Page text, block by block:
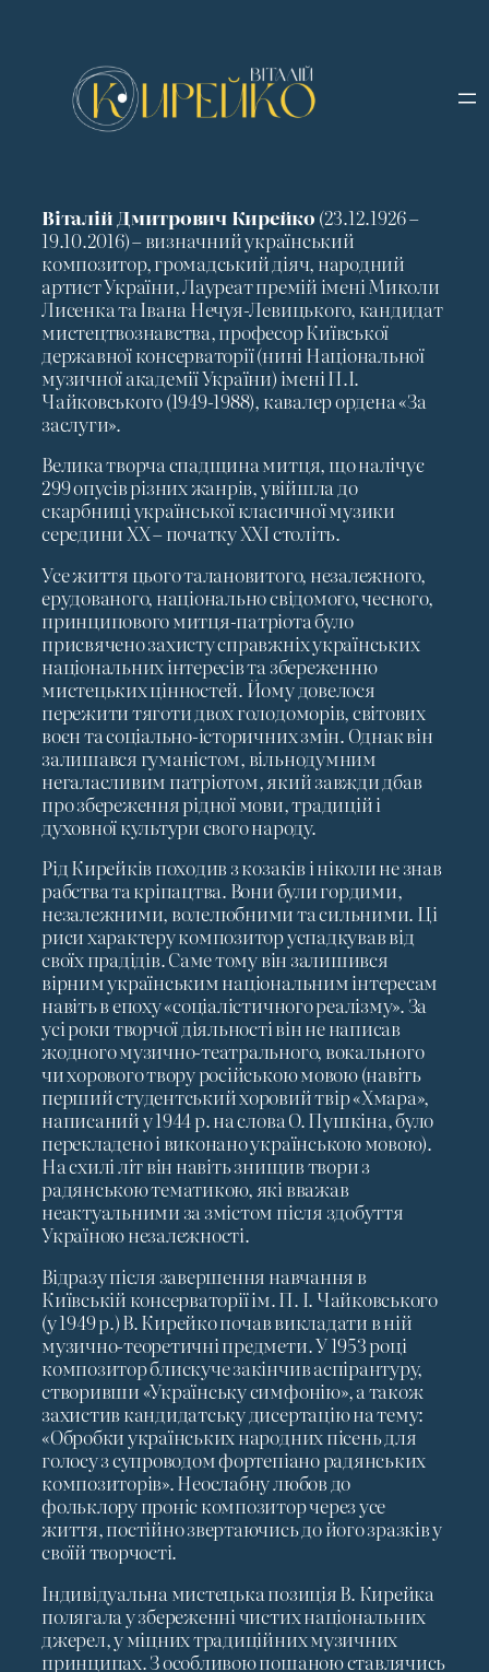
Віталій Дмитрович Кирейко (23.12.1926 –
19.10.2016) – визначний український
композитор, громадський діяч, народний
артист України, Лауреат премій імені Миколи
Лисенка та Івана Нечуя-Левицького, кандидат
мистецтвознавства, професор Київської
державної консерваторії (нині Національної
музичної академії України) імені П.І.
Чайковського (1949-1988), кавалер ордена «За
заслуги».
Велика творча спадщина митця, що налічує
299 опусів різних жанрів, увійшла до
скарбниці української класичної музики
середини ХХ – початку ХХІ століть.
Усе життя цього талановитого, незалежного,
ерудованого, національно свідомого, чесного,
принципового митця-патріота було
присвячено захисту справжніх українських
національних інтересів та збереженню
мистецьких цінностей. Йому довелося
пережити тяготи двох голодоморів, світових
воєн та соціально-історичних змін. Однак він
залишався гуманістом, вільнодумним
негаласливим патріотом, який завжди дбав
про збереження рідної мови, традицій і
духовної культури свого народу.
Рід Кирейків походив з козаків і ніколи не знав
рабства та кріпацтва. Вони були гордими,
незалежними, волелюбними та сильними. Ці
риси характеру композитор успадкував від
своїх прадідів. Саме тому він залишився
вірним українським національним інтересам
навіть в епоху «соціалістичного реалізму». За
усі роки творчої діяльності він не написав
жодного музично-театрального, вокального
чи хорового твору російською мовою (навіть
перший студентський хоровий твір «Хмара»,
написаний у 1944 р. на слова О. Пушкіна, було
перекладено і виконано українською мовою).
На схилі літ він навіть знищив твори з
радянською тематикою, які вважав
неактуальними за змістом після здобуття
Україною незалежності.
Відразу після завершення навчання в
Київській консерваторії ім. П. І. Чайковського
(у 1949 р.) В. Кирейко почав викладати в ній
музично-теоретичні предмети. У 1953 році
композитор блискуче закінчив аспірантуру,
створивши «Українську симфонію», а також
захистив кандидатську дисертацію на тему:
«Обробки українських народних пісень для
голосу з супроводом фортепіано радянських
композиторів». Неослабну любов до
фольклору проніс композитор через усе
життя, постійно звертаючись до його зразків у
своїй творчості.
Індивідуальна мистецька позиція В. Кирейка
полягала у збереженні чистих національних
джерел, у міцних традиційних музичних
принципах. З особливою пошаною ставлячись